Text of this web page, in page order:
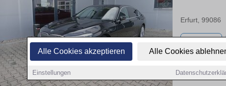
Alle Cookies akzeptieren Alle Cookies
Einstellungen
Erfurt, 99086